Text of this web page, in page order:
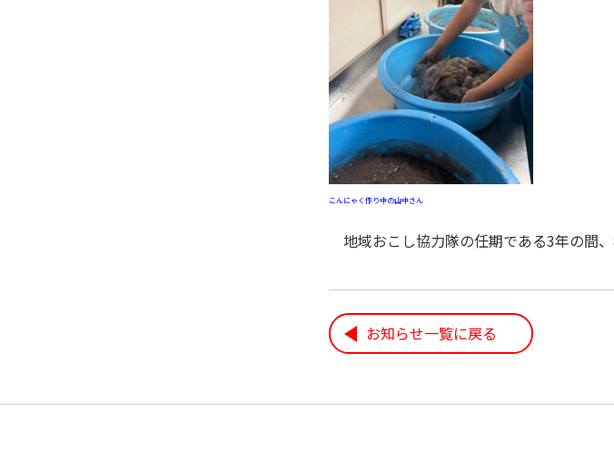
こんにゃく作り中の山中さん
地域おこし協力隊の任期である3年の
お知らせ一覧に戻る